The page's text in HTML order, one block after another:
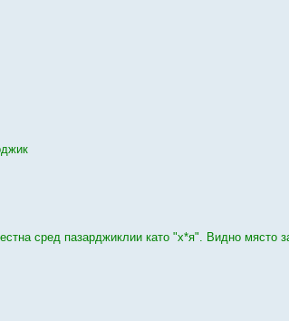
сред пазарджиклии като "х*я". Видно